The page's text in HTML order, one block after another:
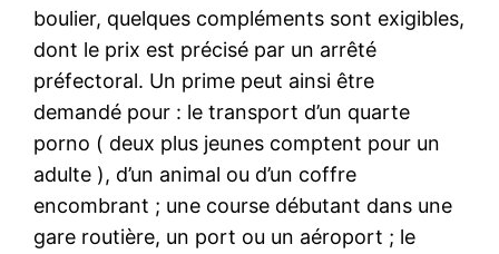
boulier, quelques compléments sont exigibles,
dont le prix est précisé par un arrêté
préfectoral. Un prime peut ainsi être
demandé pour : le transport d’un quarte
porno ( deux plus jeunes comptent pour un
adulte ), d’un animal ou d’un coffre
encombrant ; une course débutant dans une
gare routière, un port ou un aéroport ; le